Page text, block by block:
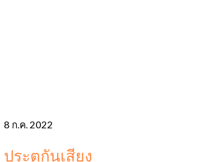
8 ก.ค. 2022
ประตูกันเสียง